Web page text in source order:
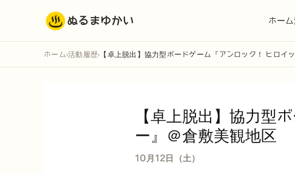
ぬるまゆかい ホーム
ホーム ›活動履歴› 【卓上脱出】協力型ボードゲーム『アンロック！ ヒロイ
【卓上脱出】協力型
ー』＠倉敷美観地区
10月12日（土）